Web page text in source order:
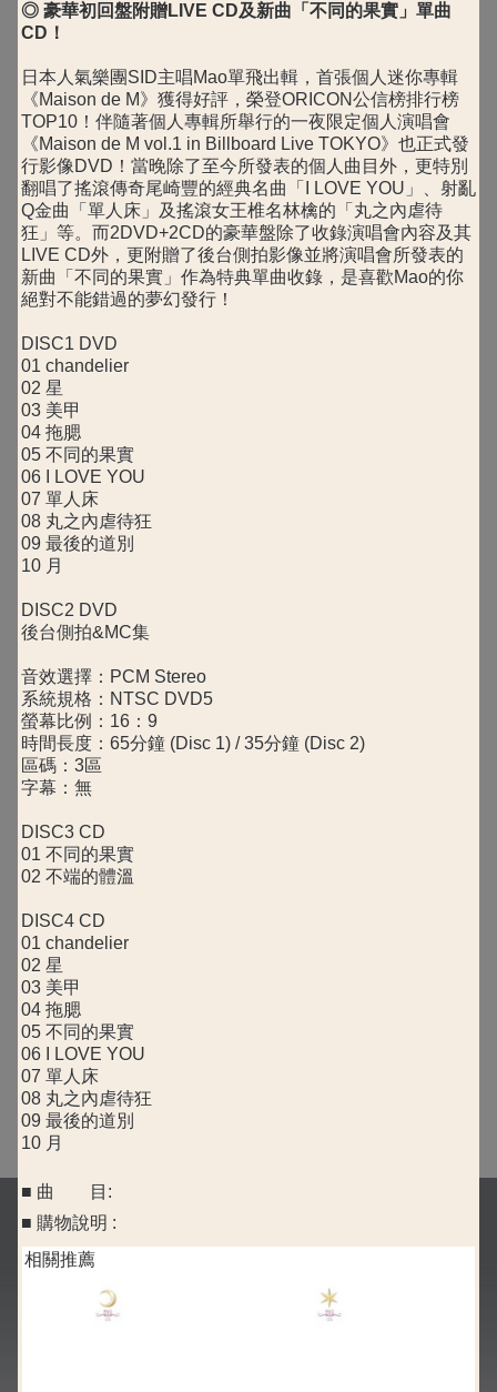
◎ 豪華初回盤附贈LIVE CD及新曲「不同的果實」單曲
CD！
日本人氣樂團SID主唱Mao單飛出輯，首張個人迷你專輯
《Maison de M》獲得好評，榮登ORICON公信榜排行榜
TOP10！伴隨著個人專輯所舉行的一夜限定個人演唱會
《Maison de M vol.1 in Billboard Live TOKYO》也正式發
行影像DVD！當晚除了至今所發表的個人曲目外，更特別
翻唱了搖滾傳奇尾崎豐的經典名曲「I LOVE YOU」、射亂
Q金曲「單人床」及搖滾女王椎名林檎的「丸之內虐待
狂」等。而2DVD+2CD的豪華盤除了收錄演唱會內容及其
LIVE CD外，更附贈了後台側拍影像並將演唱會所發表的
新曲「不同的果實」作為特典單曲收錄，是喜歡Mao的你
絕對不能錯過的夢幻發行！
DISC1 DVD
01 chandelier
02 星
03 美甲
04 拖腮
05 不同的果實
06 I LOVE YOU
07 單人床
08 丸之內虐待狂
09 最後的道別
10 月
DISC2 DVD
後台側拍&MC集
音效選擇：PCM Stereo
系統規格：NTSC DVD5
螢幕比例：16：9
時間長度：65分鐘 (Disc 1) / 35分鐘 (Disc 2)
區碼：3區
字幕：無
DISC3 CD
01 不同的果實
02 不端的體溫
DISC4 CD
01 chandelier
02 星
03 美甲
04 拖腮
05 不同的果實
06 I LOVE YOU
07 單人床
08 丸之內虐待狂
09 最後的道別
10 月
■ 曲 目:
■ 購物說明 :
相關推薦